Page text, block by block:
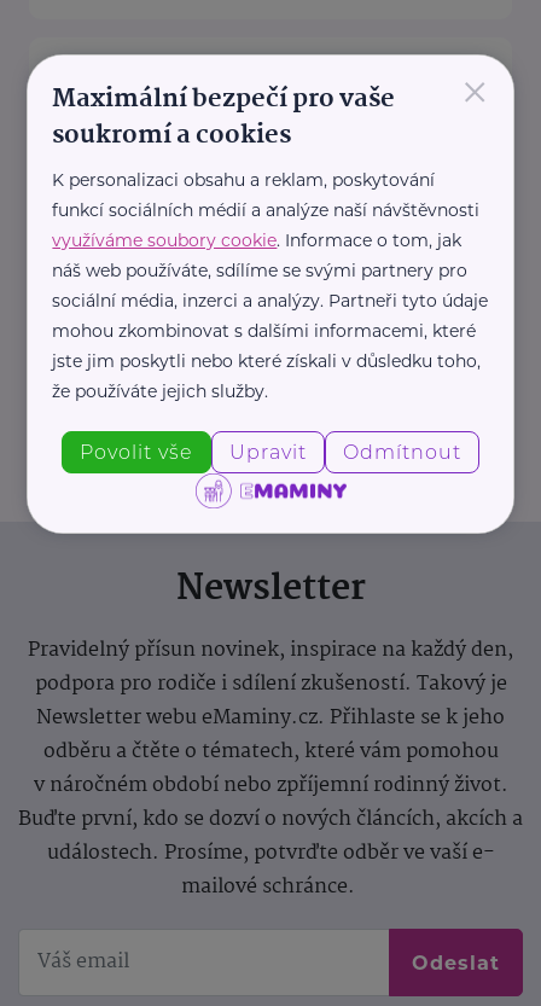
Zdravotnické potřeby, Distribuce
PZT, s.r.o.
Palackého 187 Turnov
Společnost Distribuce PZT, s.r.o.
, působící na českém trhu v
oblasti zdravotnických potřeb již
od roku ...
https://www.zdravotnicke-
potreby.cz/
+420 777 151 911
Newsletter
Pravidelný přísun novinek, inspirace na každý den,
podpora pro rodiče i sdílení zkušeností. Takový je
Newsletter webu eMaminy.cz. Přihlaste se k jeho
odběru a čtěte o tématech, které vám pomohou
v náročném období nebo zpříjemní rodinný život.
Buďte první, kdo se dozví o nových článcích, akcích a
událostech. Prosíme, potvrďte odběr ve vaší e-
mailové schránce.
Odeslat
×
Maximální bezpečí pro vaše
soukromí a cookies
K personalizaci obsahu a reklam, poskytování
funkcí sociálních médií a analýze naší návštěvnosti
využíváme soubory cookie. Informace o tom, jak
náš web používáte, sdílíme se svými partnery pro
sociální média, inzerci a analýzy. Partneři tyto údaje
mohou zkombinovat s dalšími informacemi, které
jste jim poskytli nebo které získali v důsledku toho,
že používáte jejich služby.
Povolit vše Upravit Odmítnout